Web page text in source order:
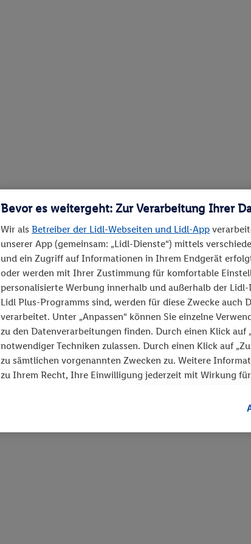
Bevor es weitergeht: Zur Verarbeitung Ihrer
Wir als Betreiber der Lidl-Webseiten und Lidl-App
unserer App (gemeinsam: „Lidl-Dienste“) mittels
und ein Zugriff auf Informationen in Ihrem Endgerät
oder werden mit Ihrer Zustimmung für komfortable
personalisierte Werbung innerhalb und außerhalb der
Lidl Plus-Programms sind, werden für diese Zwecke auch
verarbeitet. Unter „Anpassen“ können Sie einzelne
zu den Datenverarbeitungen finden. Durch einen Klick auf
notwendiger Techniken zulassen. Durch einen Klick auf
zu sämtlichen vorgenannten Zwecken zu. Weitere
zu Ihrem Recht, Ihre Einwilligung jederzeit mit Wirkung